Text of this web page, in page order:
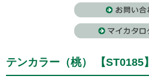
テンカラー（桃） 【ST0185】